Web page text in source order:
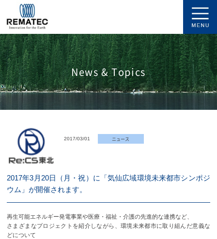
News & Topics
2017/03/01 ニュース
2017年3月20日（月・祝）に「気仙広域環境未来都市シンポジ
ウム」が開催されます。
再生可能エネルギー発電事業や医療・福祉・介護の先進的な連携など、
さまざまなプロジェクトを紹介しながら、環境未来都市に取り組んだ意義な
どについて